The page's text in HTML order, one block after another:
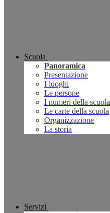
Scuola
Panoramica
Presentazione
I luoghi
Le persone
I numeri della scuola
Le carte della scuola
Organizzazione
La storia
Servizi